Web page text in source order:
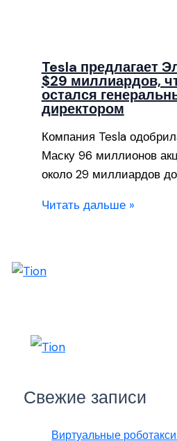
Tesla предлагает
$29 миллиардов,
остался
директором
Компания Tesla
Маску 96 миллионов
около 29 миллиардов
Читать дальше »
Свежие записи
Виртуальные